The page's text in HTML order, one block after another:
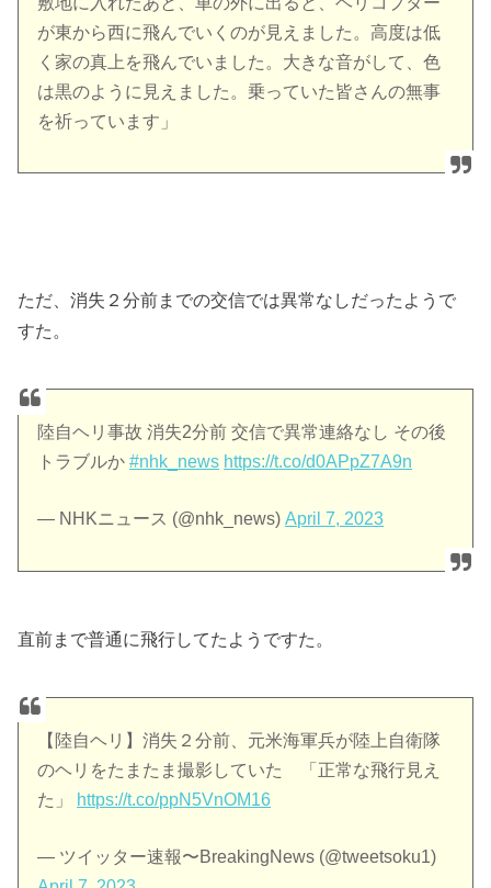
が東から西に飛んでいくのが見えました。高度は低
く家の真上を飛んでいました。大きな音がして、色
は黒のように見えました。乗っていた皆さんの無事
を祈っています」
ただ、消失２分前までの交信では異常なしだったようで
すた。
陸自ヘリ事故 消失2分前 交信で異常連絡なし その後
トラブルか#nhk_news https://t.co/d0APpZ7A9n
— NHKニュース (@nhk_news)April 7, 2023
直前まで普通に飛行してたようですた。
【陸自ヘリ】消失２分前、元米海軍兵が陸上自衛隊
のヘリをたまたま撮影していた 「正常な飛行見え
た」
https://t.co/ppN5VnOM16
— ツイッター速報〜BreakingNews (@tweetsoku1)